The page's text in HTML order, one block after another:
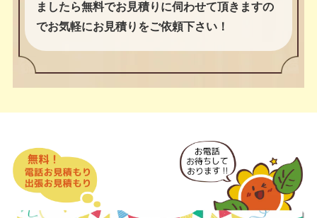
ましたら無料でお見積りに伺わせて頂きますの
でお気軽にお見積りをご依頼下さい！